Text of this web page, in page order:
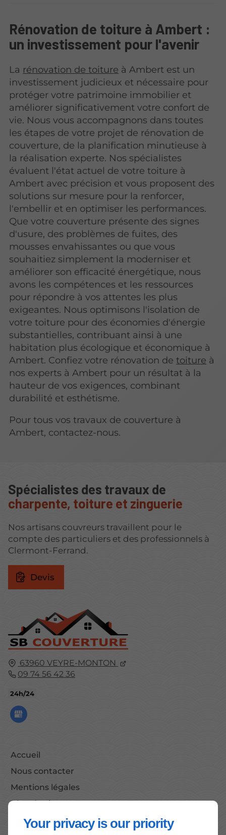
Your privacy is our priority
Rénovation de toiture à Ambert :
un investissement pour l'avenir
La rénovation de toiture à Ambert est un
investissement judicieux et nécessaire pour
protéger votre patrimoine immobilier et
améliorer significativement votre confort de
vie. Nous vous accompagnons dans toutes
les étapes de votre projet de rénovation de
couverture, de la planification minutieuse à
la réalisation experte. Nos spécialistes
évaluent l'état actuel de votre toiture à
Ambert avec précision et vous proposent des
solutions sur mesure pour la renforcer,
l'embellir et en optimiser les performances.
Que votre couverture présente des signes
d'usure, des problèmes de fuites, des
mousses envahissantes ou que vous
souhaitiez simplement la moderniser et
améliorer son efficacité énergétique, nous
avons les compétences et les ressources
pour répondre à vos attentes les plus
exigeantes. Nous optimisons l'isolation de
votre toiture pour des économies d'énergie
substantielles, contribuant ainsi à une
habitation plus écologique et économique à
Ambert. Confiez votre rénovation detoiture à
nos experts à Ambert pour un résultat à la
hauteur de vos exigences, combinant
durabilité et esthétisme.
Pour tous vos travaux de couverture à
Ambert, contactez-nous.
63960 VEYRE-MONTON
09 74 56 42 36
24h/24
Accueil
Nous contacter
Mentions légales
Plan du site
Spécialistes des travaux de
charpente, toiture et zinguerie
Nos artisans couvreurs travaillent pour le
compte des particuliers et des professionnels à
Clermont-Ferrand.
Devis